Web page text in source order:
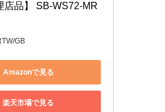
店品】 SB-WS72-MR
GB
Amazonで見る
楽天市場で見る